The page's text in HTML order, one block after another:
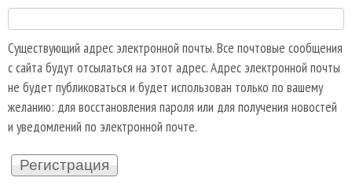
Существующий адрес электронной почты. Все почтовые сообщения
с сайта будут отсылаться на этот адрес. Адрес электронной почты
не будет публиковаться и будет использован только по вашему
желанию: для восстановления пароля или для получения новостей
и уведомлений по электронной почте.